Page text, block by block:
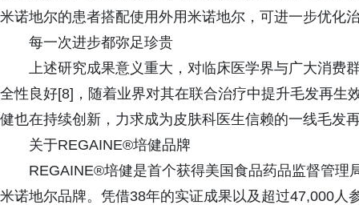
米诺地尔的患者搭配使用外用米诺地尔，可进一步优化
每一次进步都弥足珍贵
上述研究成果意义重大，对临床医学界与广大消费
全性良好[8]，随着业界对其在联合治疗中提升毛发再
健也在持续创新，力求成为皮肤科医生信赖的一线毛发
关于REGAINE®培健品牌
REGAINE®培健是首个获得美国食品药品监督管理
米诺地尔品牌。凭借38年的实证成果以及超过47,000